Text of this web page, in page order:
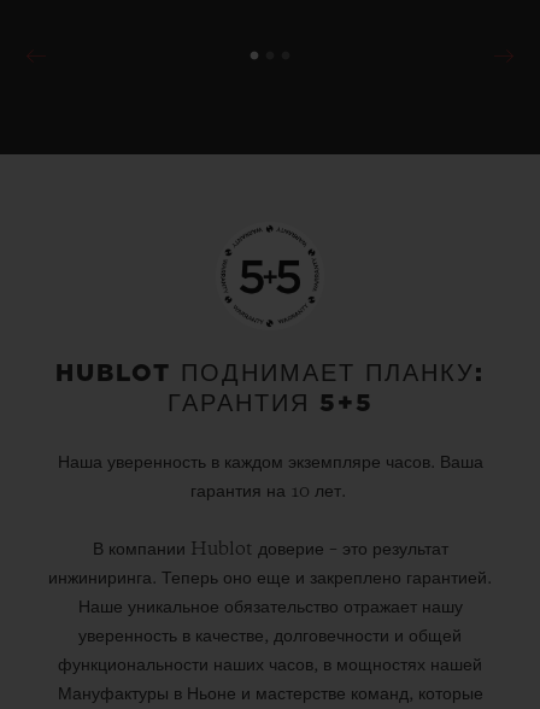
HUBLOT ПОДНИМАЕТ ПЛАНКУ:
ГАРАНТИЯ 5+5
Наша уверенность в каждом экземпляре часов. Ваша
гарантия на 10 лет.
В компании Hublot доверие – это результат
инжиниринга. Теперь оно еще и закреплено гарантией.
Наше уникальное обязательство отражает нашу
уверенность в качестве, долговечности и общей
функциональности наших часов, в мощностях нашей
Мануфактуры в Ньоне и мастерстве команд, которые